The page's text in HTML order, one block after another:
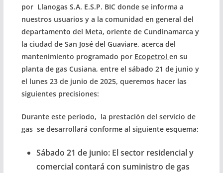
por Llanogas S.A. E.S.P. BIC donde se informa a
nuestros usuarios y a la comunidad en general del
departamento del Meta, oriente de Cundinamarca y
la ciudad de San José del Guaviare, acerca del
mantenimiento programado por Ecopetrol en su
planta de gas Cusiana, entre el sábado 21 de junio y
el lunes 23 de junio de 2025, queremos hacer las
siguientes precisiones:
Durante este periodo, la prestación del servicio de
gas se desarrollará conforme al siguiente esquema:
Sábado 21 de junio:El sector residencial y
comercial contará con suministro de gas